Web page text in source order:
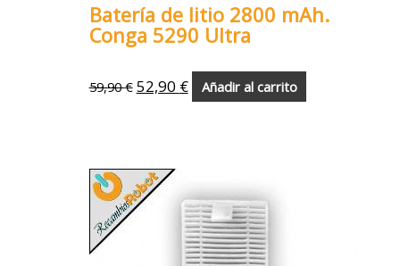
Batería de litio 2800 mAh.
Conga 5290 Ultra
59,90€ 52,90 € Añadir al carrito